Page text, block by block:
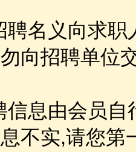
名义向求职
向招聘单位
息由会员自
不实,请您第